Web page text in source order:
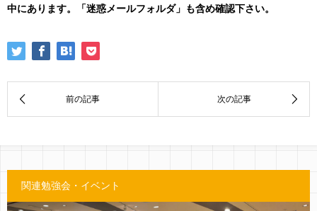
中にあります。「迷惑メールフォルダ」も含め確認下さい。
関連勉強会・イベント